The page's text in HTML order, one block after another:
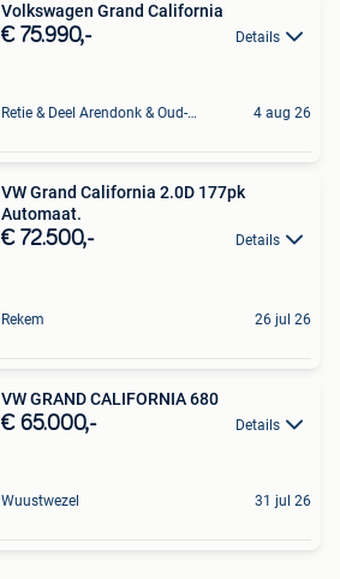
Volkswagen Grand California
€ 75.990,- Details
Retie & Deel Arendonk & Oud-Turnhout 4 aug 26
VW Grand California 2.0D 177pk
Automaat.
€ 72.500,- Details
Rekem 26 jul 26
VW GRAND CALIFORNIA 680
€ 65.000,- Details
Wuustwezel 31 jul 26